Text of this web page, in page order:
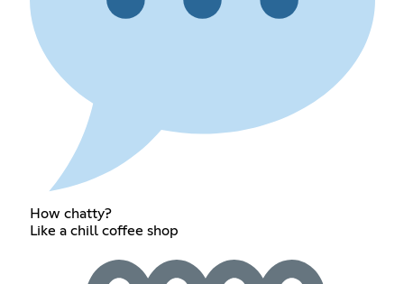
How chatty?
Like a chill coffee shop